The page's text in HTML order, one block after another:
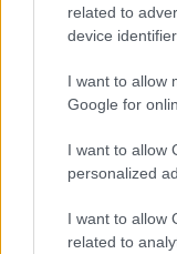
related to
device
I want to allow
Google for
I want to allow
personalized
I want to allow
related to
A
Test Fesztiválok